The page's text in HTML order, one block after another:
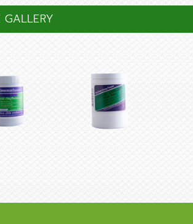
GALLERY